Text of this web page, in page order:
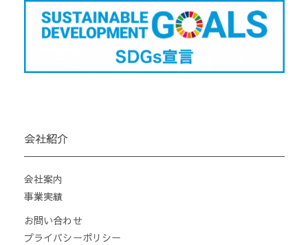
会社紹介
会社案内
事業実績
お問い合わせ
プライバシーポリシー